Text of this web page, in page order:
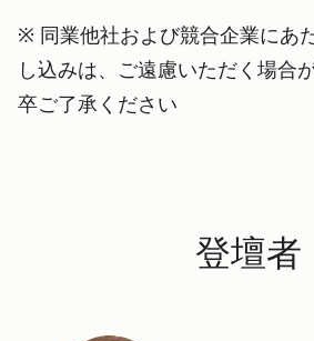
※ 同業他社および競合企業にあ
し込みは、ご遠慮いただく場合
卒ご了承ください
登壇者